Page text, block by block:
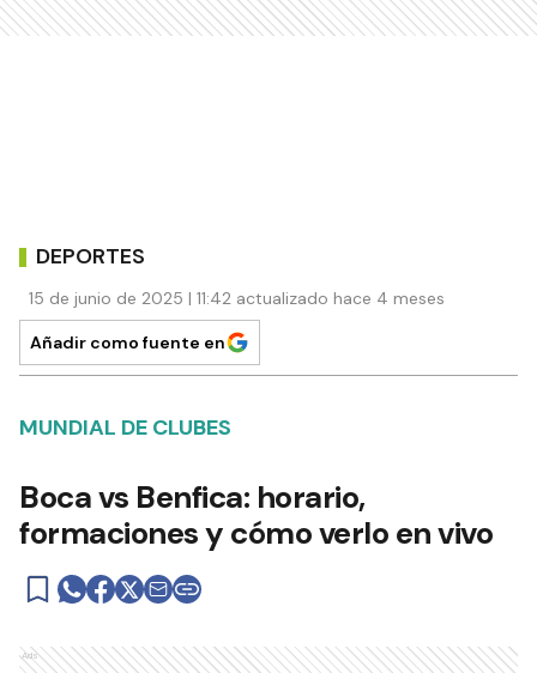
DEPORTES
15 de junio de 2025 | 11:42 actualizado hace 4 meses
Añadir como fuente en
MUNDIAL DE CLUBES
Boca vs Benfica: horario,
formaciones y cómo verlo en vivo
Ads